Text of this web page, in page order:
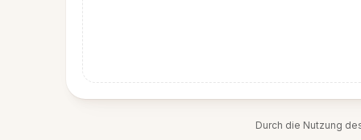
Durch die Nutzung